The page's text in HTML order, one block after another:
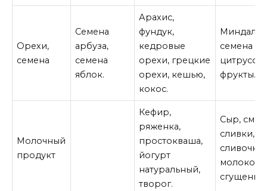
Орехи,
семена
Семена
арбуза,
семена
яблок.
Арахис,
фундук,
кедровые
орехи, грецкие
орехи, кешью,
кокос.
Миндаль,
семена
фрукты.
Молочный
продукт
Кефир,
ряженка,
простокваша,
йогурт
натуральный,
творог.
Сыр,
сливки,
молоко